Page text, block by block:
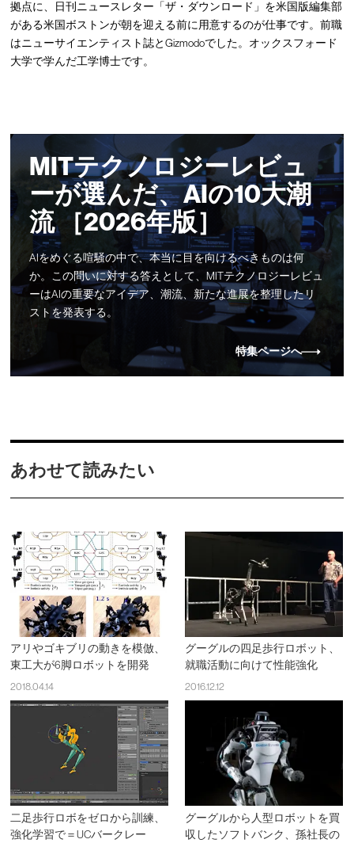
拠点に、日刊ニュースレター「ザ・ダウンロード」を米国版編集部
がある米国ボストンが朝を迎える前に用意するのが仕事です。前職
はニューサイエンティスト誌とGizmodoでした。オックスフォード
大学で学んだ工学博士です。
MITテクノロジーレビュ
ーが選んだ、AIの10大潮
流 ［2026年版］
AIをめぐる喧騒の中で、本当に目を向けるべきものは何
か。この問いに対する答えとして、MITテクノロジーレビュ
ーはAIの重要なアイデア、潮流、新たな進展を整理したリ
ストを発表する。
特集ページへ
あわせて読みたい
アリやゴキブリの動きを模倣、
東工大が6脚ロボットを開発
2018.04.14
グーグルの四足歩行ロボット、
就職活動に向けて性能強化
2016.12.12
二足歩行ロボをゼロから訓練、
強化学習で＝UCバークレー
グーグルから人型ロボットを買
収したソフトバンク、孫社長の